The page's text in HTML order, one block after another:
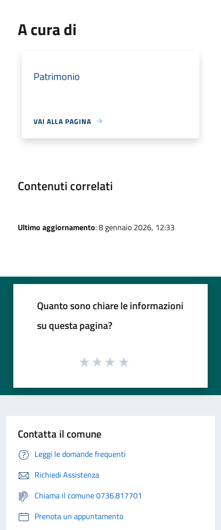
A cura di
Patrimonio
VAI ALLA PAGINA
Contenuti correlati
Ultimo aggiornamento: 8 gennaio 2026, 12:33
Quanto sono chiare le informazioni
su questa pagina?
Contatta il comune
Leggi le domande frequenti
Richiedi Assistenza
Chiama il comune 0736.817701
Prenota un appuntamento